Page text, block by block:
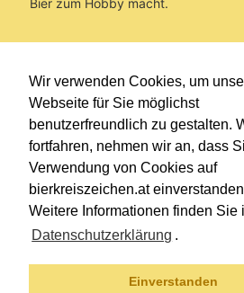
Wir verwenden Cookies, um
Webseite für Sie möglichst
benutzerfreundlich zu gestalten.
fortfahren, nehmen wir an, dass
Verwendung von Cookies auf
bierkreiszeichen.at
Weitere Informationen finden Sie
Datenschutzerklärung .
Einverstanden
Bier zum Hobby macht.
Sie befinden sich auf https://
im Pfad:Übers Bier/Biersorten
Erstellt: 2020-09-28
Links
Impressum
Datenschutzerklärung